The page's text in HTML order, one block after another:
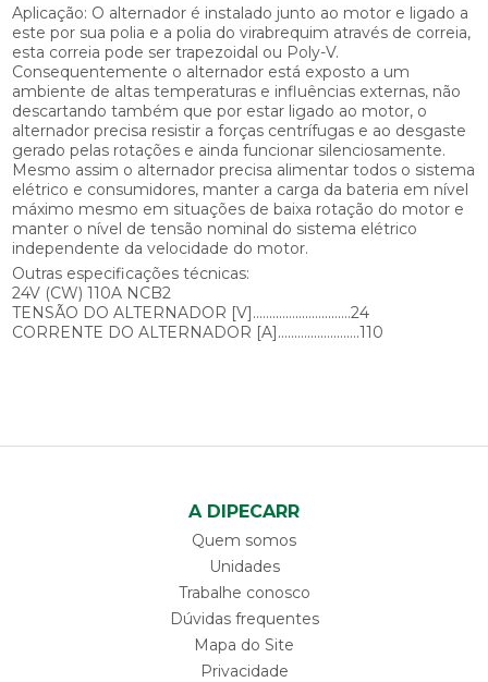
Aplicação: O alternador é instalado junto ao motor e ligado a
este por sua polia e a polia do virabrequim através de correia,
esta correia pode ser trapezoidal ou Poly-V.
Consequentemente o alternador está exposto a um
ambiente de altas temperaturas e influências externas, não
descartando também que por estar ligado ao motor, o
alternador precisa resistir a forças centrífugas e ao desgaste
gerado pelas rotações e ainda funcionar silenciosamente.
Mesmo assim o alternador precisa alimentar todos o sistema
elétrico e consumidores, manter a carga da bateria em nível
máximo mesmo em situações de baixa rotação do motor e
manter o nível de tensão nominal do sistema elétrico
independente da velocidade do motor.
Outras especificações técnicas:
24V (CW) 110A NCB2
TENSÃO DO ALTERNADOR [V]..............................24
CORRENTE DO ALTERNADOR [A].........................110
A DIPECARR
Quem somos
Unidades
Trabalhe conosco
Dúvidas frequentes
Mapa do Site
Privacidade